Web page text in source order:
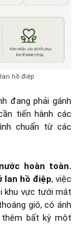
hồ điệp
đang phải gánh
tiến hành các
chuẩn từ các
hoàn toàn.
lan hồ điệp, việc
khu vực tưới mát
gió, có ánh
bất kỳ một